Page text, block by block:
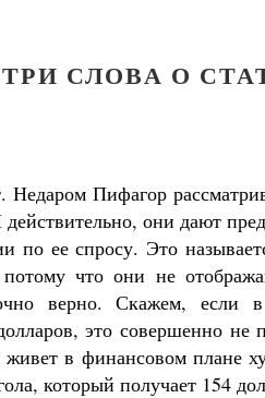
ТРИ СЛОВА О
Пифагор
они дают
по ее спросу. Это
потому что они не
верно. Скажем, если в
это совершенно
в финансовом плане
который получает 154